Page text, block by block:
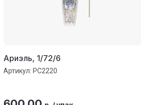
Ариэль, 1/72/6
Артикул: РС2220